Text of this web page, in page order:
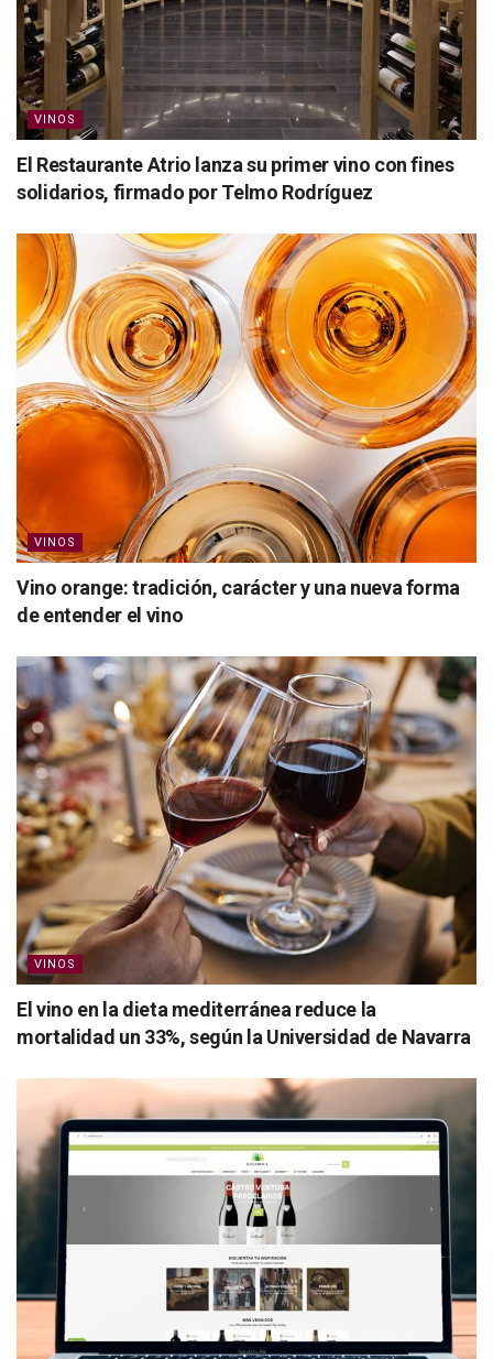
VINOS
El Restaurante Atrio lanza su primer vino con fines
solidarios, firmado por Telmo Rodríguez
VINOS
Vino orange: tradición, carácter y una nueva forma
de entender el vino
VINOS
El vino en la dieta mediterránea reduce la
mortalidad un 33%, según la Universidad de Navarra